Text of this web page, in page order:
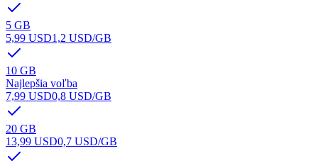
5 GB
5,99 USD1,2 USD/GB
10 GB
Najlepšia voľba
7,99 USD0,8 USD/GB
20 GB
13,99 USD0,7 USD/GB